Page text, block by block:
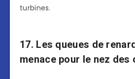
turbines.
17. Les queues de
menace pour le nez des